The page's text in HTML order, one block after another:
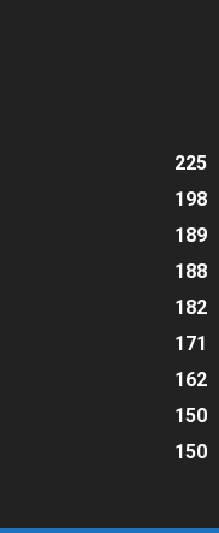
225
198
189
188
182
171
162
150
150